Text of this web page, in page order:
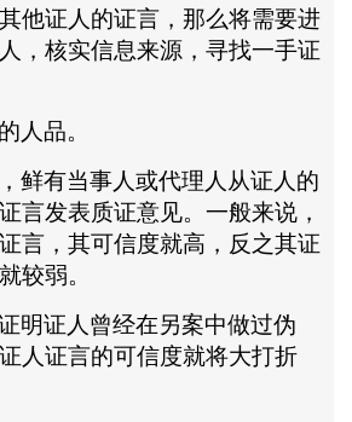
他证人的证言，那么将需要进
，核实信息来源，寻找一手证
人品。
鲜有当事人或代理人从证人的
言发表质证意见。一般来说，
言，其可信度就高，反之其证
较弱。
明证人曾经在另案中做过伪
人证言的可信度就将大打折